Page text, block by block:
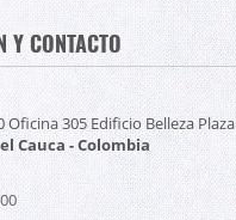
Y CONTACTO
Oficina 305 Edificio Belleza Plaza
Cauca - Colombia